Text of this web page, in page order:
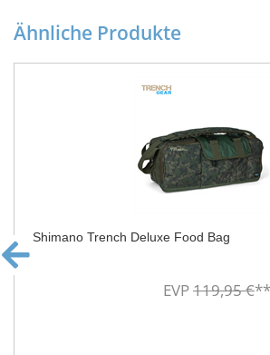
Ähnliche Produkte
Shimano Trench Deluxe Food Bag
EVP119,95 €**